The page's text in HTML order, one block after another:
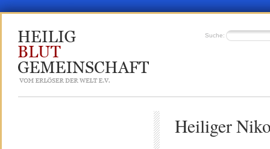
Suche:
Heiliger